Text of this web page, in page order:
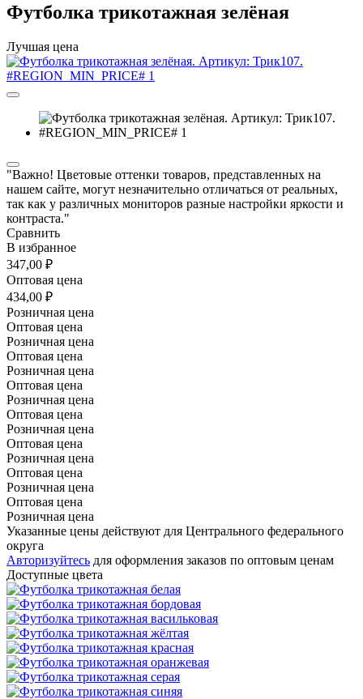
Футболка трикотажная зелёная
Лучшая цена
"Важно! Цветовые оттенки товаров, представленных на
нашем сайте, могут незначительно отличаться от реальных,
так как у различных мониторов разные настройки яркости и
контраста."
Сравнить
В избранное
347,00 ₽
Оптовая цена
434,00 ₽
Розничная цена
Оптовая цена
Розничная цена
Оптовая цена
Розничная цена
Оптовая цена
Розничная цена
Оптовая цена
Розничная цена
Оптовая цена
Розничная цена
Оптовая цена
Розничная цена
Оптовая цена
Розничная цена
Указанные цены действуют для Центрального федерального
округа
Авторизуйтесь для оформления заказов по оптовым ценам
Доступные цвета